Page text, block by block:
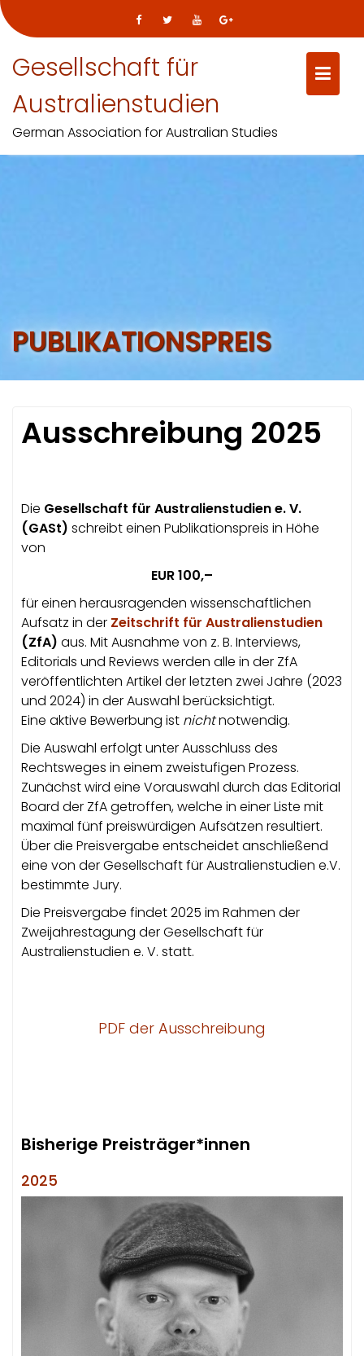
Gesellschaft für
Australienstudien
German Association for Australian Studies
PUBLIKATIONSPREIS
Ausschreibung 2025
Die Gesellschaft für Australienstudien e. V.
(GASt) schreibt einen Publikationspreis in Höhe
von
EUR 100,–
für einen herausragenden wissenschaftlichen
Aufsatz in der Zeitschrift für Australienstudien
(ZfA) aus. Mit Ausnahme von z. B. Interviews,
Editorials und Reviews werden alle in der ZfA
veröffentlichten Artikel der letzten zwei Jahre (2023
und 2024) in der Auswahl berücksichtigt.
Eine aktive Bewerbung ist nichtnotwendig.
Die Auswahl erfolgt unter Ausschluss des
Rechtsweges in einem zweistufigen Prozess.
Zunächst wird eine Vorauswahl durch das Editorial
Board der ZfA getroffen, welche in einer Liste mit
maximal fünf preiswürdigen Aufsätzen resultiert.
Über die Preisvergabe entscheidet anschließend
eine von der Gesellschaft für Australienstudien e.V.
bestimmte Jury.
Die Preisvergabe findet 2025 im Rahmen der
Zweijahrestagung der Gesellschaft für
Australienstudien e. V. statt.
PDF der Ausschreibung
Bisherige Preisträger*innen
2025